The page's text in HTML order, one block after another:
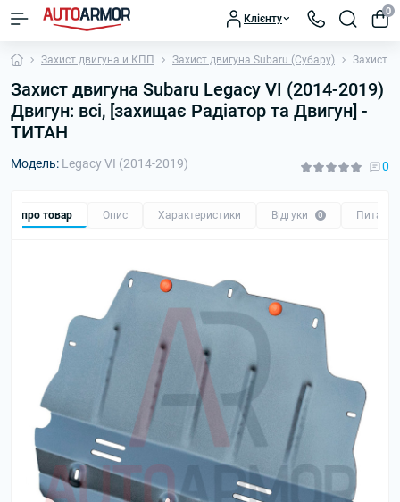
Клієнту
0
Захист двигуна и КПП Захист двигуна Subaru (Субару) Захист
Захист двигуна Subaru Legacy VI (2014-2019)
Двигун: всі, [захищає Радіатор та Двигун] -
ТИТАН
Модель: Legacy VI (2014-2019) 0
Все про товар Опис Характеристики Відгуки 0 Питання